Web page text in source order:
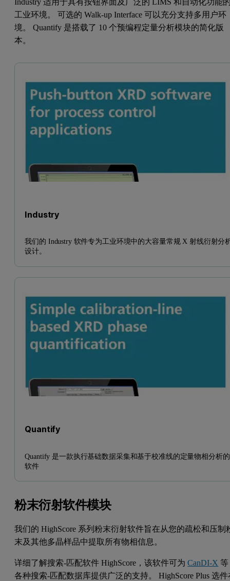
Industry 适用于具有按钮界面及广泛的 LIMS 和自动化功能
工业环境。 可选的 Walk-up Interface 可以充分支持多用户环
境。 Quantify 是搭载了 10 个预编程定量分析模块的简化版
本。
Industry
我们的 Industry 软件专为工业环境中的大容量常规 X 射线衍射分
设计。
Quantify
Quantify 是一款执行基础数据采集和基于校准线的定量物相分析
软件
粉末衍射软件模块
我们的 HighScore 系列粉末衍射软件旨在从您的疏松和压制
末及其他多晶样品中提取所有物相信息。
详细了解搜索-匹配软件 HighScore，该软件可为CanDI-X 等
各种搜索-匹配数据库提供广泛的支持。 HighScore Plus 选件